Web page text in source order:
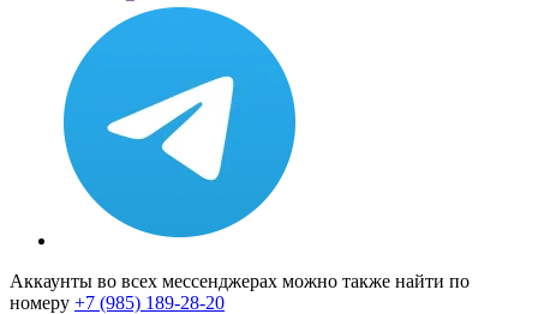
Аккаунты во всех мессенджерах можно также найти по
номеру +7 (985) 189-28-20